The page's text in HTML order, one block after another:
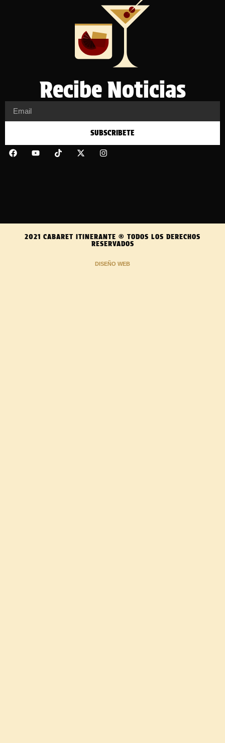
Recibe Noticias
SUBSCRIBETE
2021 CABARET ITINERANTE ® TODOS LOS DERECHOS
RESERVADOS
DISEÑO WEB